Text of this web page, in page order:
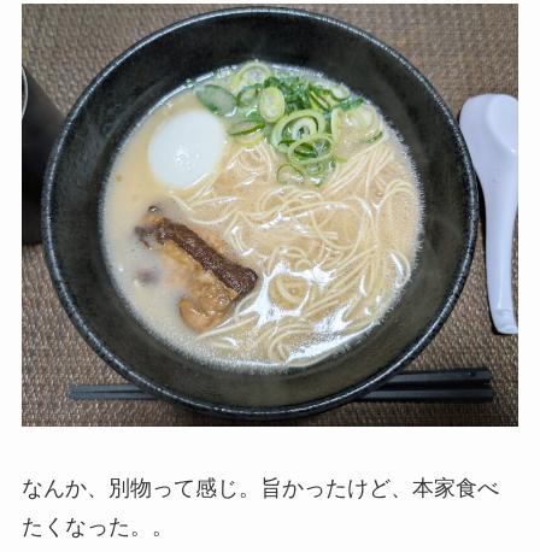
なんか、別物って感じ。旨かったけど、本家食べ
たくなった。。